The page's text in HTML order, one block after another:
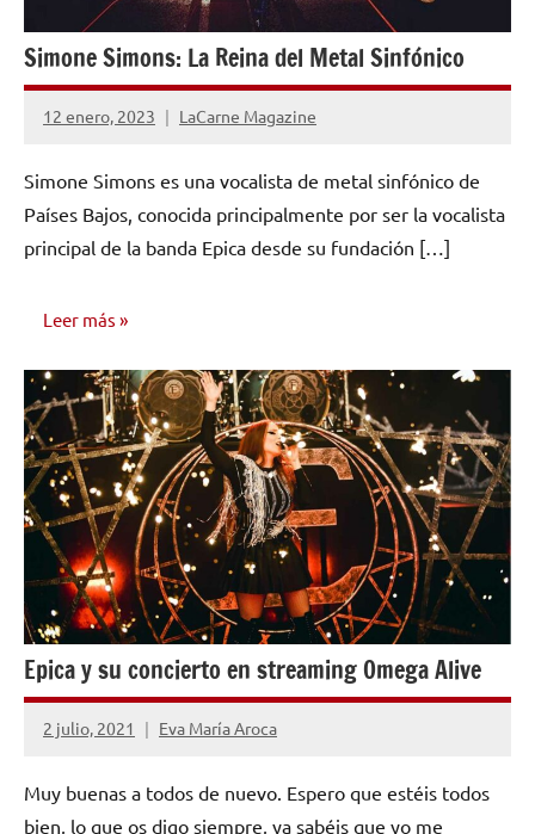
Simone Simons: La Reina del Metal Sinfónico
12 enero, 2023 LaCarne Magazine
No
comentarios
Simone Simons es una vocalista de metal sinfónico de
Países Bajos, conocida principalmente por ser la vocalista
principal de la banda Epica desde su fundación […]
Leer más
INVESTIGACIÓN
MUSICAL
Epica y su concierto en streaming Omega Alive
2 julio, 2021 Eva María Aroca
No
comentarios
Muy buenas a todos de nuevo. Espero que estéis todos
bien, lo que os digo siempre, ya sabéis que yo me